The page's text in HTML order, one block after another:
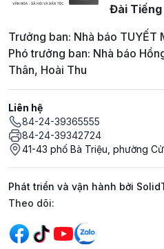
Đài Tiếng
Trưởng ban: Nhà báo TUYẾT
Phó trưởng ban: Nhà báo
Thân, Hoài Thu
Liên hệ
84-24-39365555
84-24-39342724
41-43 phố Bà Triệu, phường
Phát triển và vận hành bởi
Mạng xã hội
Theo dõi: